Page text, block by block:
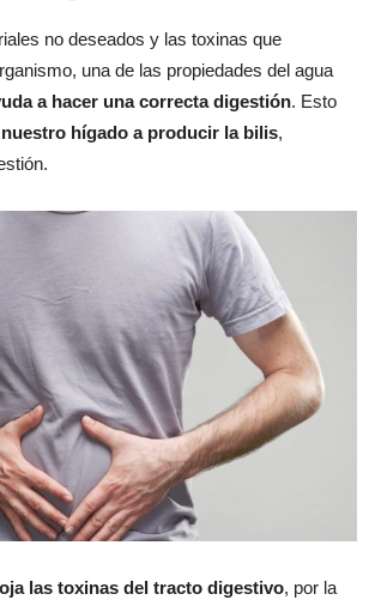
no deseados y las toxinas que
una de las propiedades del agua
a hacer una correcta digestión. Esto
hígado a producir la bilis,
las toxinas del tracto digestivo, por la